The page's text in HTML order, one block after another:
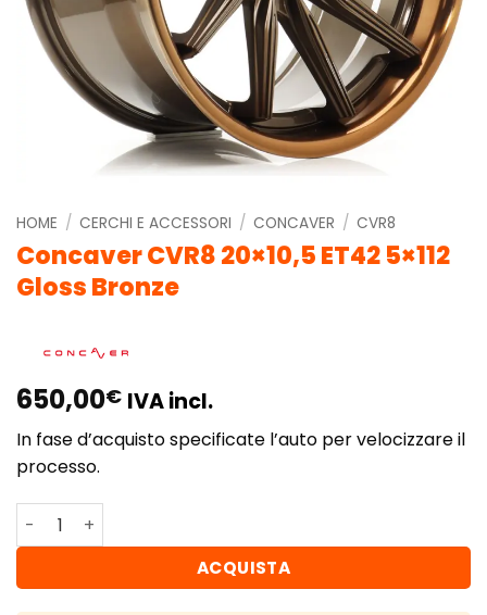
HOME / CERCHI E ACCESSORI / CONCAVER / CVR8
Concaver CVR8 20×10,5 ET42 5×112
Gloss Bronze
650,00€ IVA incl.
In fase d’acquisto specificate l’auto per velocizzare il
processo.
Concaver CVR8 20x10,5 ET42 5x112 Gloss Bronze quantità
ACQUISTA